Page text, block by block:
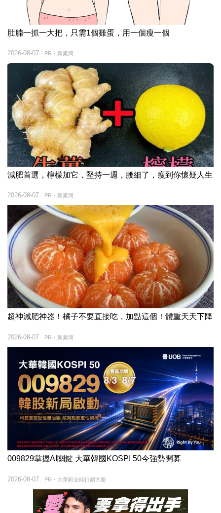
肚腩一抓一大把，只需1個雞蛋，用一個瘦一個
PR・新素簡
2026-08-07
減肥首選，檸檬加它，堅持一週，腰細了，瘦到你懷疑人生
PR・新素簡
2026-08-07
超神減肥神器！橘子不要直接吃，加點這個！體重天天下降
PR・新素簡
2026-08-07
009829掌握AI關鍵 大華韓國KOSPI 50今強勢開募
PR・大華銀全能行銷方案
2026-08-07